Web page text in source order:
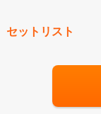
セットリスト